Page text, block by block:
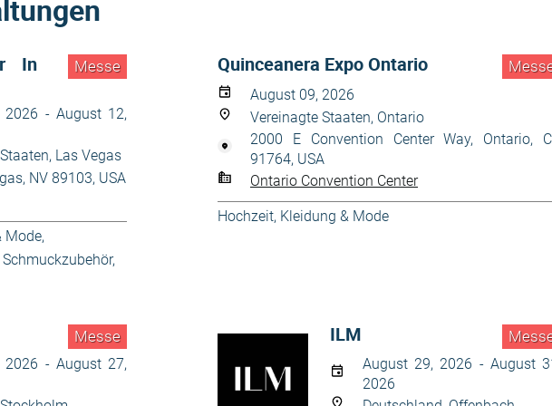
Messe
In
2026 - August 12,
Las Vegas
NV 89103, USA
Mode,
Schmuckzubehör,
Quinceanera Expo Ontario
August 09, 2026
Vereinagte Staaten, Ontario
2000 E Convention Center Way, Ontario,
91764, USA
Ontario Convention Center
Hochzeit, Kleidung & Mode
Messe
2026 - August 27,
ILM
August 29, 2026 - August
2026